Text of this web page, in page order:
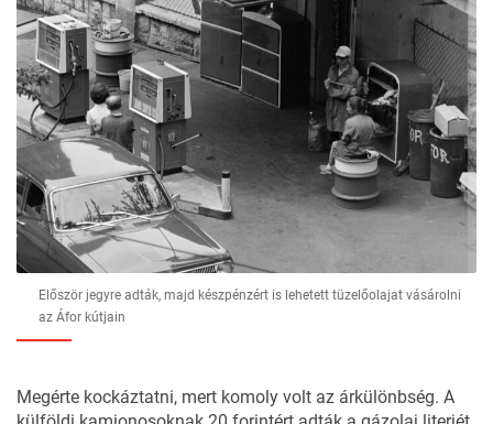
Először jegyre adták, majd készpénzért is lehetett tüzelőolajat vásárolni
az Áfor kútjain
Megérte kockáztatni, mert komoly volt az árkülönbség. A